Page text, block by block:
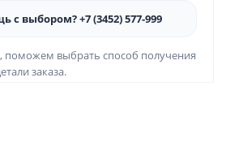
с выбором? +7 (3452) 577-999
поможем выбрать способ получения
заказа.